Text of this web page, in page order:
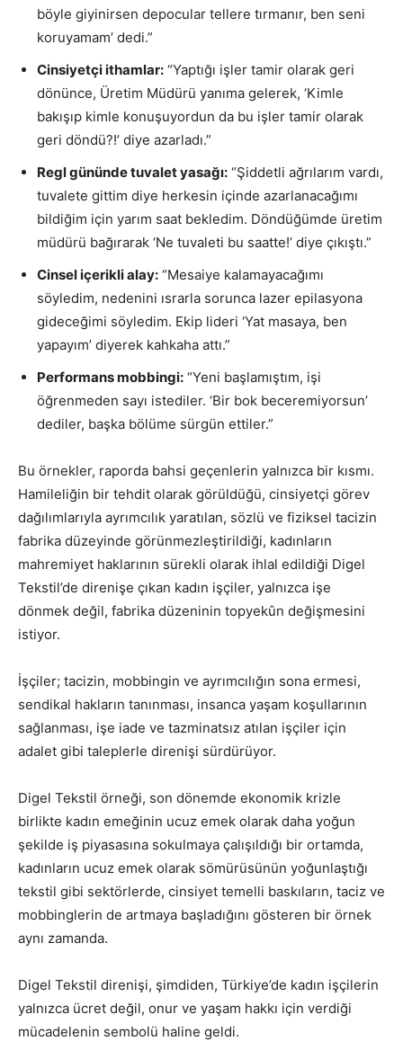
böyle giyinirsen depocular tellere tırmanır, ben seni
koruyamam’ dedi.”
Cinsiyetçi ithamlar: “Yaptığı işler tamir olarak geri
dönünce, Üretim Müdürü yanıma gelerek, ‘Kimle
bakışıp kimle konuşuyordun da bu işler tamir olarak
geri döndü?!’ diye azarladı.”
Regl gününde tuvalet yasağı: “Şiddetli ağrılarım vardı,
tuvalete gittim diye herkesin içinde azarlanacağımı
bildiğim için yarım saat bekledim. Döndüğümde üretim
müdürü bağırarak ‘Ne tuvaleti bu saatte!’ diye çıkıştı.”
Cinsel içerikli alay: “Mesaiye kalamayacağımı
söyledim, nedenini ısrarla sorunca lazer epilasyona
gideceğimi söyledim. Ekip lideri ‘Yat masaya, ben
yapayım’ diyerek kahkaha attı.”
Performans mobbingi: “Yeni başlamıştım, işi
öğrenmeden sayı istediler. ‘Bir bok beceremiyorsun’
dediler, başka bölüme sürgün ettiler.”
Bu örnekler, raporda bahsi geçenlerin yalnızca bir kısmı.
Hamileliğin bir tehdit olarak görüldüğü, cinsiyetçi görev
dağılımlarıyla ayrımcılık yaratılan, sözlü ve fiziksel tacizin
fabrika düzeyinde görünmezleştirildiği, kadınların
mahremiyet haklarının sürekli olarak ihlal edildiği Digel
Tekstil’de direnişe çıkan kadın işçiler, yalnızca işe
dönmek değil, fabrika düzeninin topyekûn değişmesini
istiyor.
İşçiler; tacizin, mobbingin ve ayrımcılığın sona ermesi,
sendikal hakların tanınması, insanca yaşam koşullarının
sağlanması, işe iade ve tazminatsız atılan işçiler için
adalet gibi taleplerle direnişi sürdürüyor.
Digel Tekstil örneği, son dönemde ekonomik krizle
birlikte kadın emeğinin ucuz emek olarak daha yoğun
şekilde iş piyasasına sokulmaya çalışıldığı bir ortamda,
kadınların ucuz emek olarak sömürüsünün yoğunlaştığı
tekstil gibi sektörlerde, cinsiyet temelli baskıların, taciz ve
mobbinglerin de artmaya başladığını gösteren bir örnek
aynı zamanda.
Digel Tekstil direnişi, şimdiden, Türkiye’de kadın işçilerin
yalnızca ücret değil, onur ve yaşam hakkı için verdiği
mücadelenin sembolü haline geldi.